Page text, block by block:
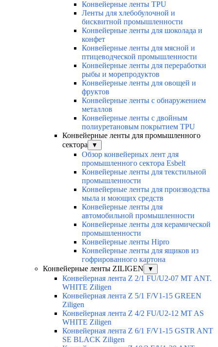
Конвейерные ленты TPU
Ленты для хлебобулочной и
бисквитной промышленности
Конвейерные ленты для шоколада и
конфет
Конвейерные ленты для мясной и
птицеводческой промышленности
Конвейерные ленты для переработки
рыбы и морепродуктов
Конвейерные ленты для овощей и
фруктов
Конвейерные ленты с обнаружением
металлов
Конвейерные ленты с двойным
полиуретановым покрытием TPU
Конвейерные ленты для промышленного
сектора
▼
Обзор конвейерных лент для
промышленного сектора Esbelt
Конвейерные ленты для текстильной
промышленности
Конвейерные ленты для производства
мыла и моющих средств
Конвейерные ленты для
автомобильной промышленности
Конвейерные ленты для керамической
промышленности
Конвейерные ленты Hipro
Конвейерные ленты для ящиков из
гофрированного картона
Конвейерные ленты ZILIGEN
▼
Конвейерная лента Z 2/1 FU/U2-07 MT ANT.
WHITE Ziligen
Конвейерная лента Z 5/1 F/V1-15 GREEN
Ziligen
Конвейерная лента Z 4/2 FU/U2-12 MT AS
WHITE Ziligen
Конвейерная лента Z 6/1 F/V1-15 GSTR ANT
SE BLACK Ziligen